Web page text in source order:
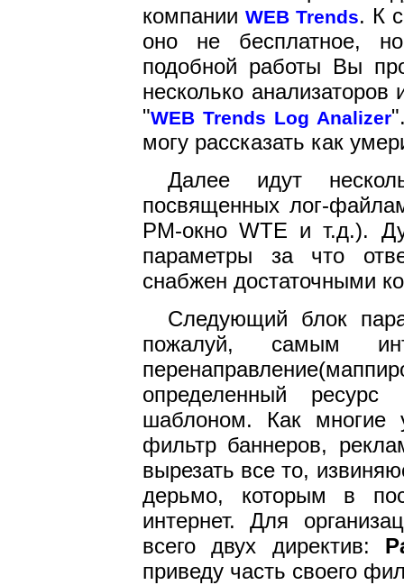
компании WEB Trends. К
оно не бесплатное,
подобной работы Вы
несколько
"WEB Trends Log Analizer
могу рассказать как
Далее идут
посвященных лог-
PM-окно WTE и т.д.).
параметры за что
снабжен достаточными
Следующий блок
пожалуй, самым
определенный
шаблоном. Как многие
фильтр баннеров,
вырезать все то,
дерьмо, которым в
интернет. Для
всего двух директив:
приведу часть своего